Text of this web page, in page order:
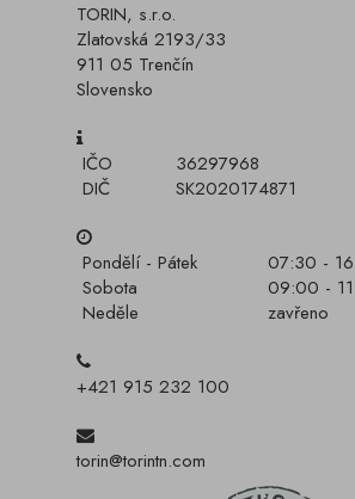
TORIN, s.r.o.
Zlatovská 2193/33
911 05 Trenčín
Slovensko
IČO
36297968
DIČ
SK2020174871
Pondělí - Pátek
07:30 -
Sobota
09:00 -
Neděle
zavřeno
+421 915 232 100
torin@torintn.com